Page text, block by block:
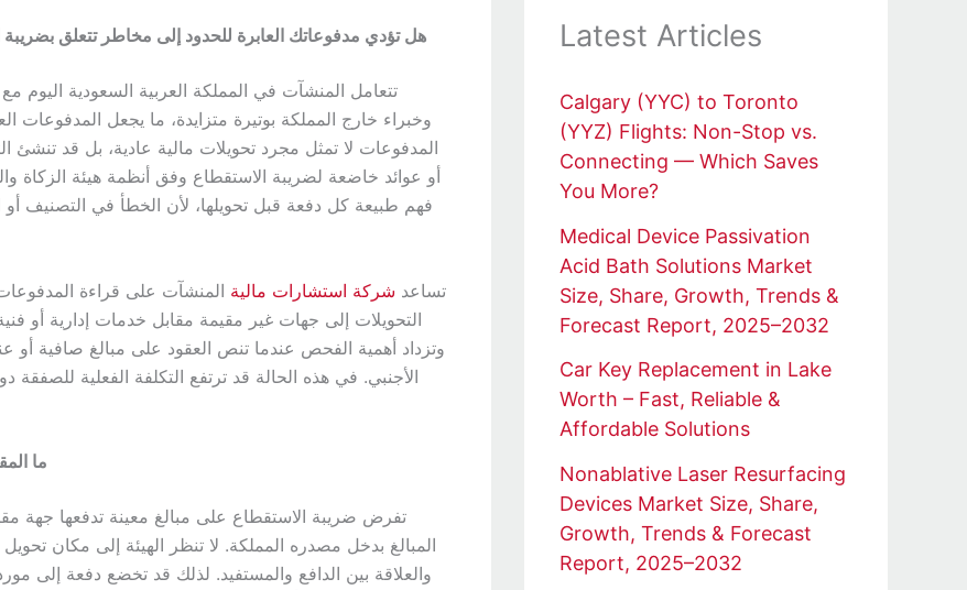
هل تؤدي مدفوعاتك العابرة للحدود إلى مخاطر تتعلق
تتعامل المنشآت في المملكة العربية السعودية
وخبراء خارج المملكة بوتيرة متزايدة، ما يجعل المدفوعات
المدفوعات لا تمثل مجرد تحويلات مالية عادية، بل قد
أو عوائد خاضعة لضريبة الاستقطاع وفق أنظمة هيئة الزكاة
فهم طبيعة كل دفعة قبل تحويلها، لأن الخطأ في التصنيف
تساعد شركة استشارات مالية المنشآت على قراءة
التحويلات إلى جهات غير مقيمة مقابل خدمات إدارية أو
وتزداد أهمية الفحص عندما تنص العقود على مبالغ صافية
الأجنبي. في هذه الحالة قد ترتفع التكلفة الفعلية
ما
تفرض ضريبة الاستقطاع على مبالغ معينة تدفعها جهة
المبالغ بدخل مصدره المملكة. لا تنظر الهيئة إلى مكان
والعلاقة بين الدافع والمستفيد. لذلك قد تخضع دفعة إلى
Latest Articles
Calgary (YYC) to Toronto
(YYZ) Flights: Non-Stop vs.
Connecting — Which Saves
You More?
Medical Device Passivation
Acid Bath Solutions Market
Size, Share, Growth, Trends &
Forecast Report, 2025–2032
Car Key Replacement in Lake
Worth – Fast, Reliable &
Affordable Solutions
Nonablative Laser Resurfacing
Devices Market Size, Share,
Growth, Trends & Forecast
Report, 2025–2032